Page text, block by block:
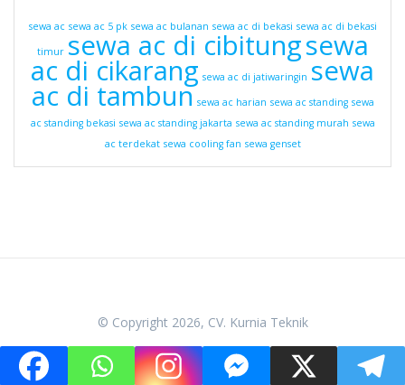
sewa ac sewa ac 5 pk sewa ac bulanan sewa ac di bekasi sewa ac di bekasi
timur sewa ac di cibitungsewa
ac di cikarang sewa ac di jatiwaringin sewa
ac di tambun sewa ac harian sewa ac standing sewa
ac standing bekasi sewa ac standing jakarta sewa ac standing murah sewa
ac terdekat sewa cooling fan sewa genset
© Copyright 2026, CV. Kurnia Teknik